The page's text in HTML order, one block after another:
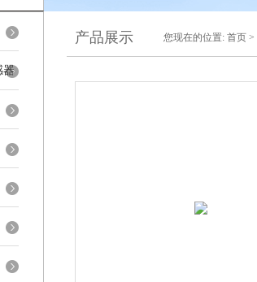
器
产品展示 您现在的位置: 首页 >